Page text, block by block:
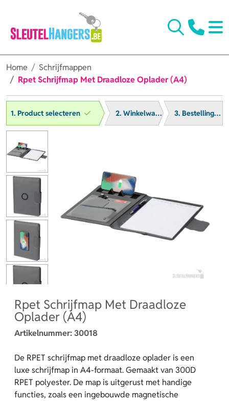
Home
Schrijfmappen
Rpet Schrijfmap Met Draadloze Oplader (A4)
1. Product selecteren 2. Winkelwagen 3. Bestelling afronden
Rpet Schrijfmap Met Draadloze
Oplader (A4)
Artikelnummer:30018
De RPET schrijfmap met draadloze oplader is een
luxe schrijfmap in A4-formaat. Gemaakt van 300D
RPET polyester. De map is uitgerust met handige
functies, zoals een ingebouwde magnetische